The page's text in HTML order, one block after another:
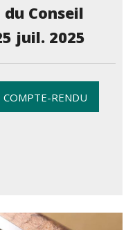
Conseil
juil. 2025
COMPTE-RENDU